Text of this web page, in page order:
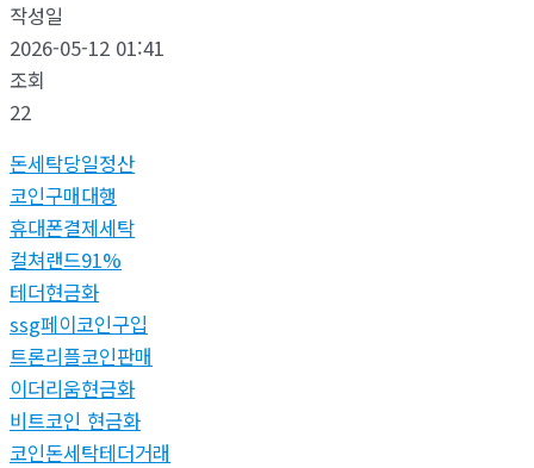
작성일
2026-05-12 01:41
조회
22
돈세탁당일정산
코인구매대행
휴대폰결제세탁
컬쳐랜드91%
테더현금화
ssg페이코인구입
트론리플코인판매
이더리움현금화
비트코인 현금화
코인돈세탁테더거래